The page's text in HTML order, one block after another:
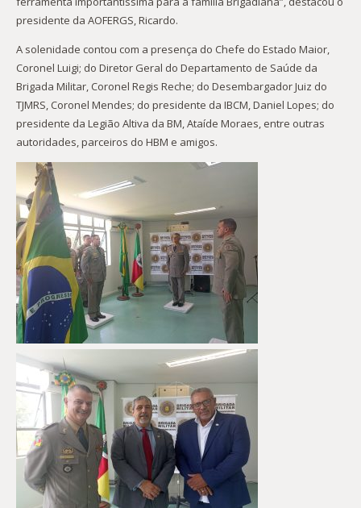
presidente da AOFERGS, Ricardo.
A solenidade contou com a presença do Chefe do Estado Maior,
Coronel Luigi; do Diretor Geral do Departamento de Saúde da
Brigada Militar, Coronel Regis Reche; do Desembargador Juiz do
TJMRS, Coronel Mendes; do presidente da IBCM, Daniel Lopes; do
presidente da Legião Altiva da BM, Ataíde Moraes, entre outras
autoridades, parceiros do HBM e amigos.